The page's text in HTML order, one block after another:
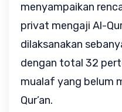
menyampaikan
privat mengaji Al-
dilaksanakan
dengan total 32
mualaf yang belum
Qur’an.